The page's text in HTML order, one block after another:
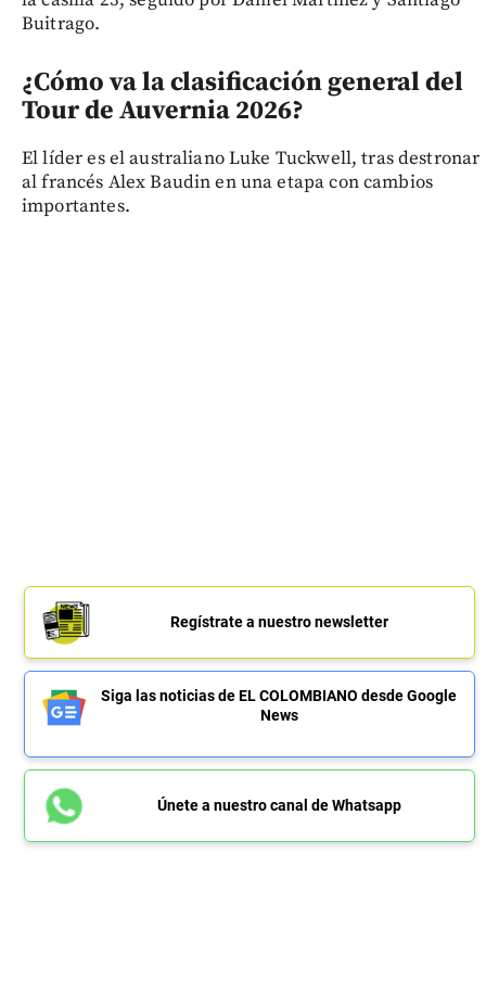
Buitrago.
¿Cómo va la clasificación general del
Tour de Auvernia 2026?
El líder es el australiano Luke Tuckwell, tras destronar
al francés Alex Baudin en una etapa con cambios
importantes.
Regístrate a nuestro newsletter
Siga las noticias de EL COLOMBIANO desde Google
News
Únete a nuestro canal de Whatsapp